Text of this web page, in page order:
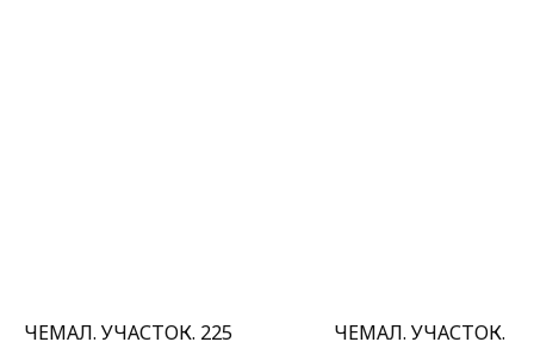
ЧЕМАЛ. УЧАСТОК. 225 ЧЕМАЛ. УЧАСТОК.